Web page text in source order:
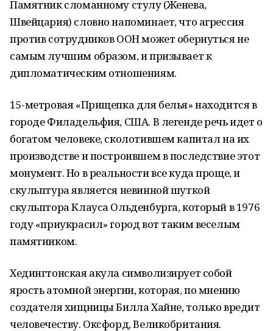
Памятник сломанному стулу (Женева,
Швейцария) словно напоминает, что агрессия
против сотрудников ООН может обернуться не
самым лучшим образом, и призывает к
дипломатическим отношениям.
15-метровая «Прищепка для белья» находится в
городе Филадельфия, США. В легенде речь идет о
богатом человеке, сколотившем капитал на их
производстве и построившем в последствие этот
монумент. Но в реальности все куда проще, и
скульптура является невинной шуткой
скульптора Клауса Ольденбурга, который в 1976
году «приукрасил» город вот таким веселым
памятником.
Хедингтонская акула символизирует собой
ярость атомной энергии, которая, по мнению
создателя хищницы Билла Хайне, только вредит
человечеству. Оксфорд, Великобритания.